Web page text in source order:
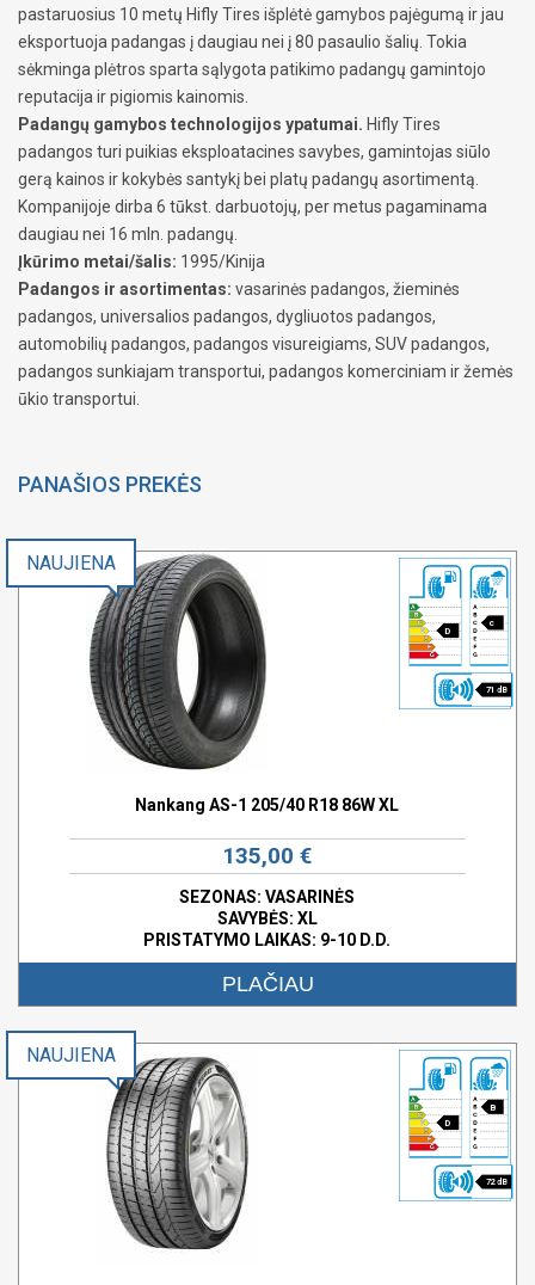
pastaruosius 10 metų Hifly Tires išplėtė gamybos pajėgumą ir jau
eksportuoja padangas į daugiau nei į 80 pasaulio šalių. Tokia
sėkminga plėtros sparta sąlygota patikimo padangų gamintojo
reputacija ir pigiomis kainomis.
Padangų gamybos technologijos ypatumai. Hifly Tires
padangos turi puikias eksploatacines savybes, gamintojas siūlo
gerą kainos ir kokybės santykį bei platų padangų asortimentą.
Kompanijoje dirba 6 tūkst. darbuotojų, per metus pagaminama
daugiau nei 16 mln. padangų.
Įkūrimo metai/šalis: 1995/Kinija
Padangos ir asortimentas: vasarinės padangos, žieminės
padangos, universalios padangos, dygliuotos padangos,
automobilių padangos, padangos visureigiams, SUV padangos,
padangos sunkiajam transportui, padangos komerciniam ir žemės
ūkio transportui.
PANAŠIOS PREKĖS
D
c
71 dB
NAUJIENA
Nankang AS-1 205/40 R18 86W XL
135,00 €
SEZONAS: VASARINĖS
SAVYBĖS: XL
PRISTATYMO LAIKAS: 9-10 D.D.
PLAČIAU
D
B
72 dB
NAUJIENA